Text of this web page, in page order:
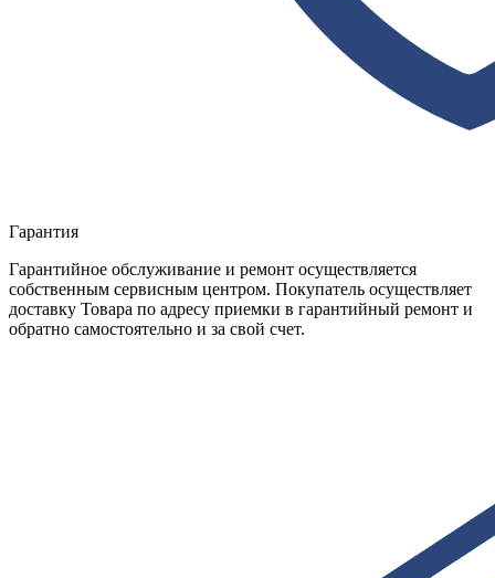
Гарантия
Гарантийное обслуживание и ремонт осуществляется
собственным сервисным центром. Покупатель осуществляет
доставку Товара по адресу приемки в гарантийный ремонт и
обратно самостоятельно и за свой счет.